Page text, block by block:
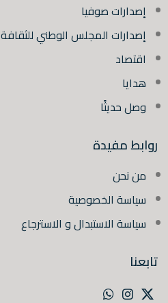
إصدارات صوفيا
إصدارات المجلس الوطني للثقافة
اقتصاد
هدايا
وصل حديثًا
روابط مفيدة
من نحن
سياسة الخصوصية
سياسة الاستبدال و الاسترجاع
تابعنا